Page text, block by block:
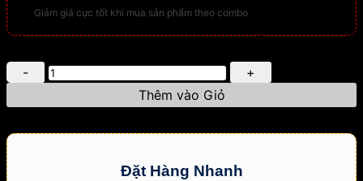
Giảm giá cực tốt khi mua sản phẩm theo combo
Máy
Phun
Pizo
Thêm vào Giỏ
Đặt Hàng Nhanh